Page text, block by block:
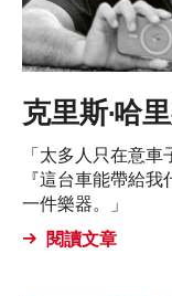
克里斯·哈
「太多人只在意
『這台車能帶給
一件樂器。」
閱讀文章